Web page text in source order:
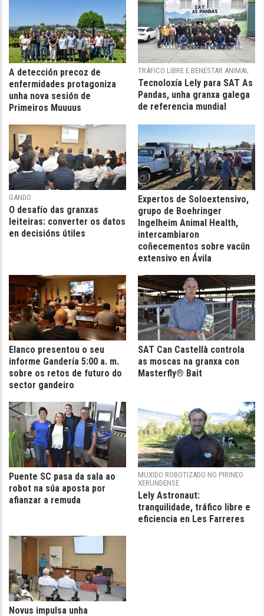
A detección precoz de
enfermidades protagoniza
unha nova sesión de
Primeiros Muuuus
TRÁFICO LIBRE E BENESTAR ANIMAL
Tecnoloxía Lely para SAT As
Pandas, unha granxa galega
de referencia mundial
GANDO
O desafío das granxas
leiteiras: converter os datos
en decisións útiles
Expertos de Soloextensivo,
grupo de Boehringer
Ingelheim Animal Health,
intercambiaron
coñecementos sobre vacún
extensivo en Ávila
Elanco presentou o seu
informe Gandería 5:00 a. m.
sobre os retos de futuro do
sector gandeiro
SAT Can Castellà controla
as moscas na granxa con
Masterfly® Bait
Puente SC pasa da sala ao
robot na súa aposta por
afianzar a remuda
MUXIDO ROBOTIZADO NO PIRINEO
XERUNDENSE
Lely Astronaut:
tranquilidade, tráfico libre e
eficiencia en Les Farreres
Novus impulsa unha